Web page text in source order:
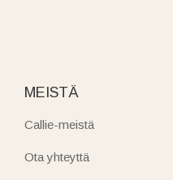
MEISTÄ
Callie-meistä
Ota yhteyttä